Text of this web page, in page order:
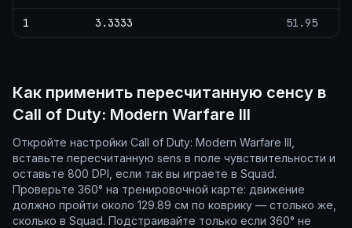
1 3.3333 51.95
Как применить пересчитанную сенсу в
Call of Duty: Modern Warfare III
Откройте настройки Call of Duty: Modern Warfare III,
вставьте пересчитанную sens в поле чувствительности и
оставьте 800 DPI, если так вы играете в Squad.
Проверьте 360° на тренировочной карте: движение
должно пройти около 129.89 см по коврику — столько же,
сколько в Squad. Подстраивайте только если 360° не